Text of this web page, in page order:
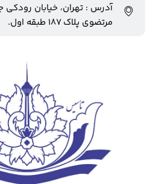
آدرس : تهران، خیابان رودکی
مرتضوی پلاک ۱۸۷ طبقه اول.